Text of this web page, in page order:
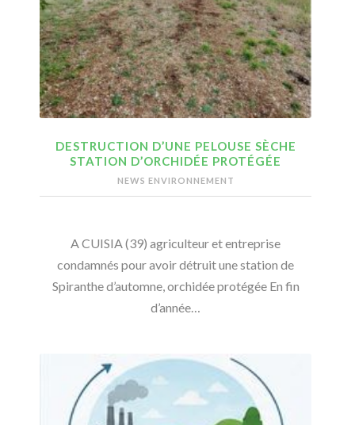
DESTRUCTION D’UNE PELOUSE SÈCHE
STATION D’ORCHIDÉE PROTÉGÉE
NEWS ENVIRONNEMENT
A CUISIA (39) agriculteur et entreprise
condamnés pour avoir détruit une station de
Spiranthe d’automne, orchidée protégée En fin
d’année…